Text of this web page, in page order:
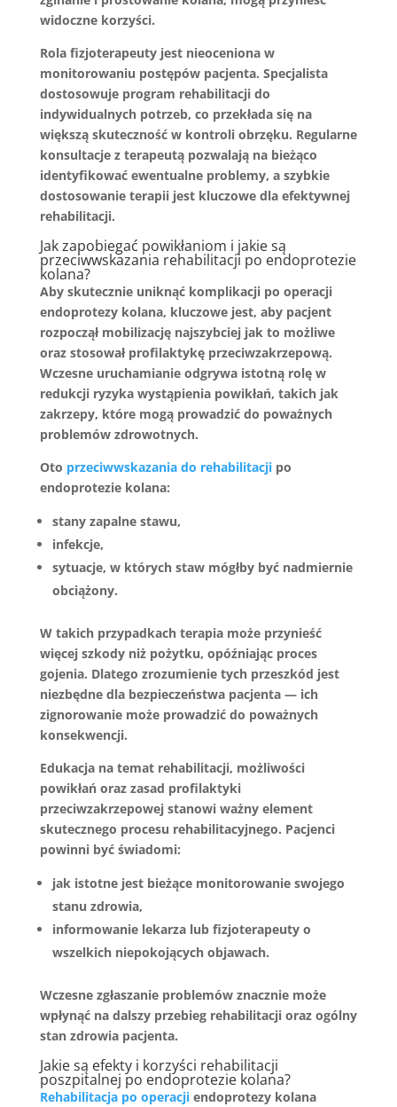
widoczne korzyści.
Rola fizjoterapeuty jest nieoceniona w
monitorowaniu postępów pacjenta. Specjalista
dostosowuje program rehabilitacji do
indywidualnych potrzeb, co przekłada się na
większą skuteczność w kontroli obrzęku. Regularne
konsultacje z terapeutą pozwalają na bieżąco
identyfikować ewentualne problemy, a szybkie
dostosowanie terapii jest kluczowe dla efektywnej
rehabilitacji.
Jak zapobiegać powikłaniom i jakie są
przeciwwskazania rehabilitacji po endoprotezie
kolana?
Aby skutecznie uniknąć komplikacji po operacji
endoprotezy kolana, kluczowe jest, aby pacjent
rozpoczął mobilizację najszybciej jak to możliwe
oraz stosował profilaktykę przeciwzakrzepową.
Wczesne uruchamianieodgrywa istotną rolę w
redukcji ryzyka wystąpienia powikłań, takich jak
zakrzepy, które mogą prowadzić do poważnych
problemów zdrowotnych.
Oto przeciwwskazania do rehabilitacjipo
endoprotezie kolana:
stany zapalne stawu,
infekcje,
sytuacje, w których staw mógłby być nadmiernie
obciążony.
W takich przypadkach terapia może przynieść
więcej szkody niż pożytku, opóźniając proces
gojenia. Dlatego zrozumienie tych przeszkód jest
niezbędnedla bezpieczeństwa pacjenta — ich
zignorowanie może prowadzić do poważnych
konsekwencji.
Edukacja na temat rehabilitacji, możliwości
powikłań oraz zasad profilaktyki
przeciwzakrzepowej stanowi ważny element
skutecznego procesu rehabilitacyjnego. Pacjenci
powinni być świadomi:
jak istotne jest bieżące monitorowanie swojego
stanu zdrowia,
informowanie lekarza lub fizjoterapeuty o
wszelkich niepokojących objawach.
Wczesne zgłaszanie problemówznacznie może
wpłynąć na dalszy przebieg rehabilitacji oraz ogólny
stan zdrowia pacjenta.
Jakie są efekty i korzyści rehabilitacji
poszpitalnej po endoprotezie kolana?
Rehabilitacja po operacjiendoprotezy kolana